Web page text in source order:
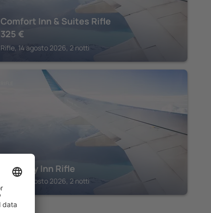
Comfort Inn & Suites Rifle
325 €
Rifle, 14 agosto 2026, 2 notti
Rodeway Inn Rifle
Rifle, 14 agosto 2026, 2 notti